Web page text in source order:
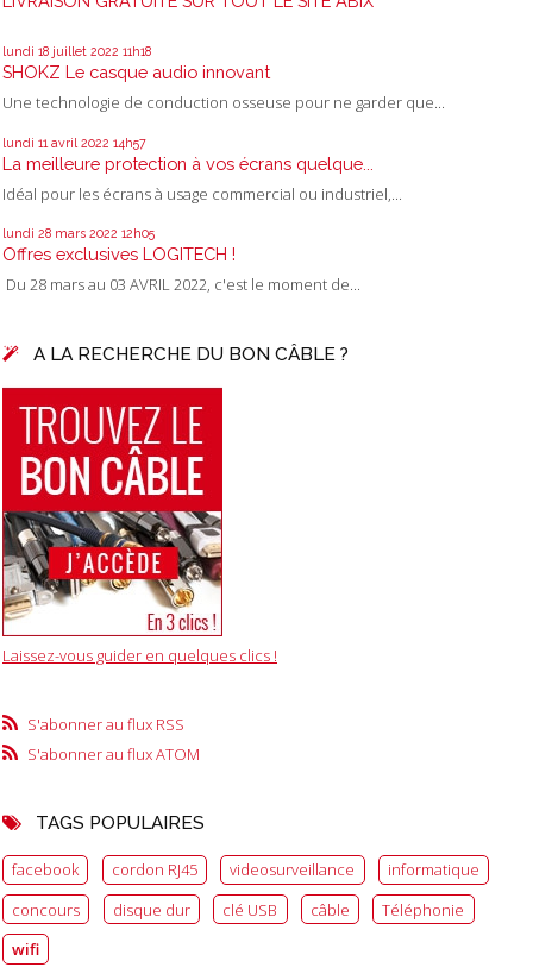
lundi 18 juillet 2022 11h18
SHOKZ Le casque audio innovant
Une technologie de conduction osseuse pour ne garder que...
lundi 11 avril 2022 14h57
La meilleure protection à vos écrans quelque...
Idéal pour les écrans à usage commercial ou industriel,...
lundi 28 mars 2022 12h05
Offres exclusives LOGITECH !
Du 28 mars au 03 AVRIL 2022, c'est le moment de...
A LA RECHERCHE DU BON CÂBLE ?
Laissez-vous guider en quelques clics !
S'abonner au flux RSS
S'abonner au flux ATOM
TAGS POPULAIRES
facebook cordon RJ45 videosurveillance
informatique
concours
disque dur clé USB câble
Téléphonie
wifi